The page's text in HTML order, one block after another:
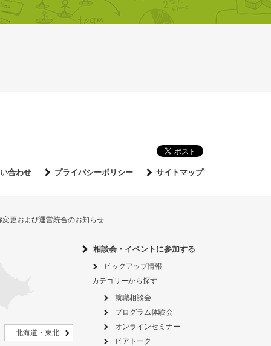
合わせ プライバシーポリシー サイトマップ
更および運営統合のお知らせ
北海道・東北
相談会・イベントに参加する
ピックアップ情報
カテゴリーから探す
就職相談会
プログラム体験会
オンラインセミナー
ピアトーク